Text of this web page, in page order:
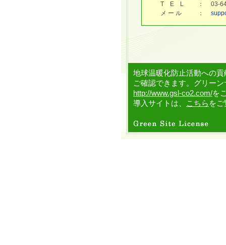
T E L
：
03-
メ ー ル
：
地球温暖化防止活動への
ご確認できます。グリー
http://www.gsl-co2.com/を
導入サイトは、
こちら を